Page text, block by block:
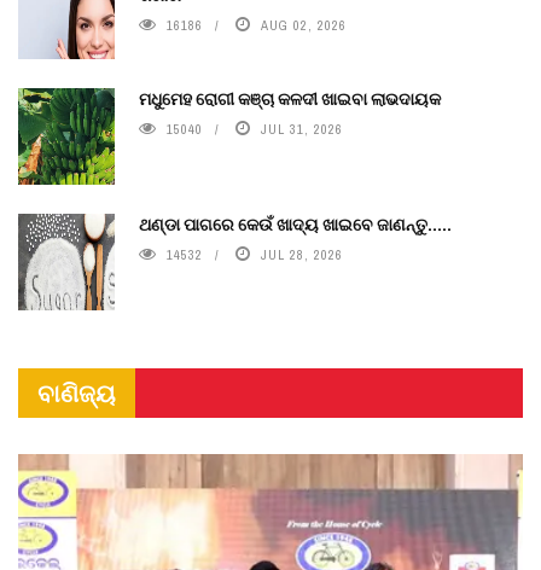
16186 AUG 02, 2026
ମଧୁମେହ ରୋଗୀ କଞ୍ଚା କଳଦୀ ଖାଇବା ଲାଭଦାୟକ
15040 JUL 31, 2026
ଥଣ୍ଡା ପାଗରେ କେଉଁ ଖାଦ୍ୟ ଖାଇବେ ଜାଣନ୍ତୁ.....
14532 JUL 28, 2026
ବାଣିଜ୍ୟ